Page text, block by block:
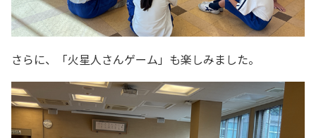
さらに、「火星人さんゲーム」も楽しみました。